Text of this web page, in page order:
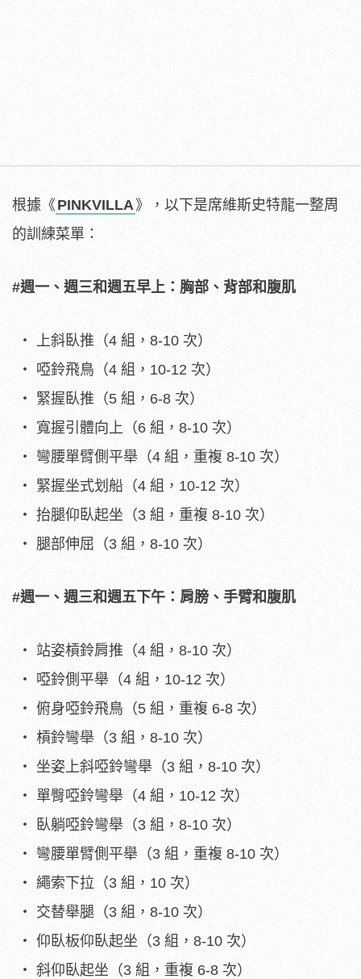
根據《 PINKVILLA 》，以下是席維斯史特龍一整周
的訓練菜單：
#週一、週三和週五早上：胸部、背部和腹肌
上斜臥推（4 組，8-10 次）
啞鈴飛鳥（4 組，10-12 次）
緊握臥推（5 組，6-8 次）
寬握引體向上（6 組，8-10 次）
彎腰單臂側平舉（4 組，重複 8-10 次）
緊握坐式划船（4 組，10-12 次）
抬腿仰臥起坐（3 組，重複 8-10 次）
腿部伸屈（3 組，8-10 次）
#週一、週三和週五下午：肩膀、手臂和腹肌
站姿槓鈴肩推（4 組，8-10 次）
啞鈴側平舉（4 組，10-12 次）
俯身啞鈴飛鳥（5 組，重複 6-8 次）
槓鈴彎舉（3 組，8-10 次）
坐姿上斜啞鈴彎舉（3 組，8-10 次）
單臀啞鈴彎舉（4 組，10-12 次）
臥躺啞鈴彎舉（3 組，8-10 次）
彎腰單臂側平舉（3 組，重複 8-10 次）
繩索下拉（3 組，10 次）
交替舉腿（3 組，8-10 次）
仰臥板仰臥起坐（3 組，8-10 次）
斜仰臥起坐（3 組，重複 6-8 次）